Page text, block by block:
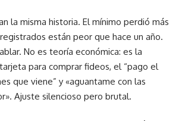
la misma historia. El mínimo perdió más
están peor que hace un año.
No es teoría económica: es la
para comprar fideos, el “pago el
que viene” y «aguantame con las
Ajuste silencioso pero brutal.